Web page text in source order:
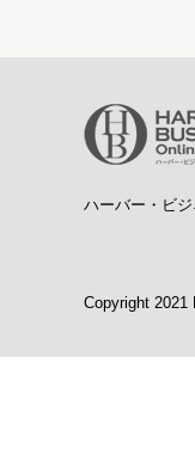
ハーバー・ビ
Copyright 2021